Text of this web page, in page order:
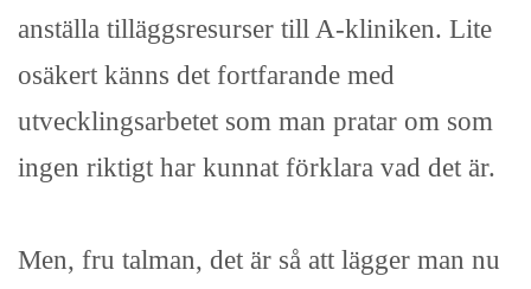
anställa tilläggsresurser till A-kliniken. Lite
osäkert känns det fortfarande med
utvecklingsarbetet som man pratar om som
ingen riktigt har kunnat förklara vad det är.
Men, fru talman, det är så att lägger man nu